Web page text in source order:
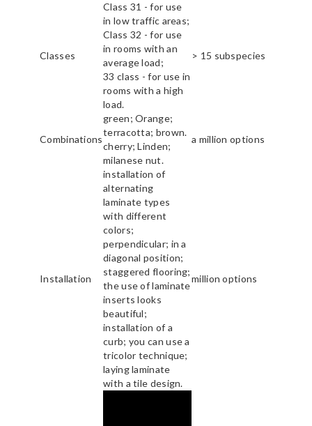
Classes
Class 31 - for use
in low traffic areas;
Class 32 - for use
in rooms with an
average load;
33 class - for use in
rooms with a high
load.
> 15 subspecies
Combinations
green; Orange;
terracotta; brown.
cherry; Linden;
milanese nut.
a million options
Installation
installation of
alternating
laminate types
with different
colors;
perpendicular; in a
diagonal position;
staggered flooring;
the use of laminate
inserts looks
beautiful;
installation of a
curb; you can use a
tricolor technique;
laying laminate
with a tile design.
million options